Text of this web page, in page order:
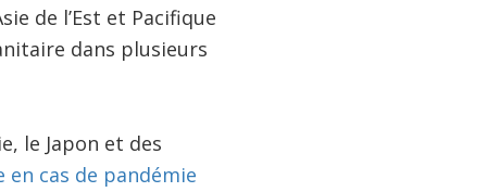
de l’Est et Pacifique
dans plusieurs
le Japon et des
en cas de pandémie